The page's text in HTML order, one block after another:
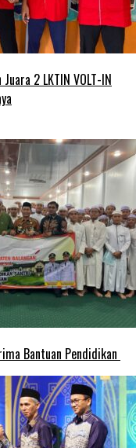
2 LKTIN VOLT-IN
Bantuan Pendidikan